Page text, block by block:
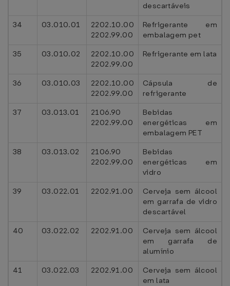
descartáveis
34
03.010.01
2202.10.00
2202.99.00
Refrigerante em
embalagem pet
35
03.010.02
2202.10.00
2202.99.00
Refrigerante em lata
36 03.010.03
2202.10.00
2202.99.00
Cápsula de
refrigerante
37
03.013.01
2106.90
2202.99.00
Bebidas
energéticas em
embalagem PET
38
03.013.02
2106.90
2202.99.00
Bebidas
energéticas em
vidro
39
03.022.01 2202.91.00
Cerveja sem álcool
em garrafa de vidro
descartável
40
03.022.02 2202.91.00
Cerveja sem álcool
em garrafa de
alumínio
41
03.022.03 2202.91.00
Cerveja sem álcool
em lata